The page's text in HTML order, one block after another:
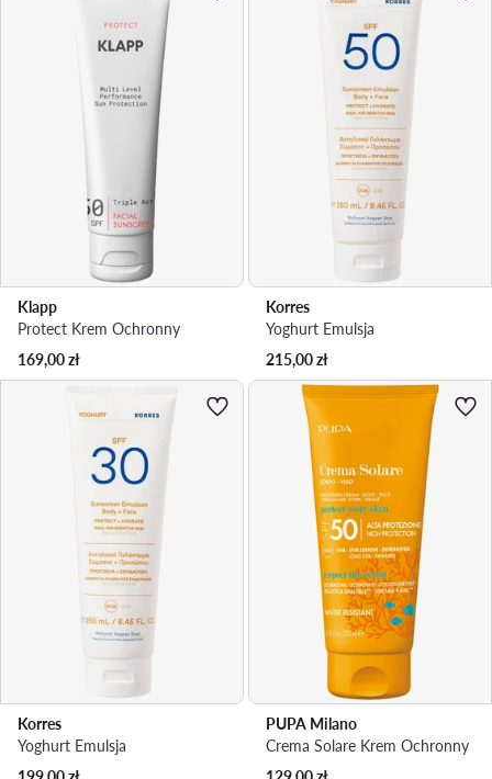
Klapp
Protect Krem Ochronny
169,00zł
Korres
Yoghurt Emulsja
215,00zł
Korres
Yoghurt Emulsja
PUPA Milano
Crema Solare Krem Ochronny